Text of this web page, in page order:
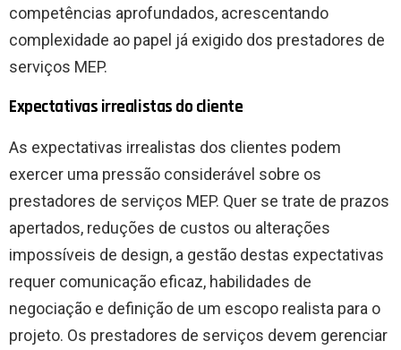
competências aprofundados, acrescentando
complexidade ao papel já exigido dos prestadores de
serviços MEP.
Expectativas irrealistas do cliente
As expectativas irrealistas dos clientes podem
exercer uma pressão considerável sobre os
prestadores de serviços MEP. Quer se trate de prazos
apertados, reduções de custos ou alterações
impossíveis de design, a gestão destas expectativas
requer comunicação eficaz, habilidades de
negociação e definição de um escopo realista para o
projeto. Os prestadores de serviços devem gerenciar